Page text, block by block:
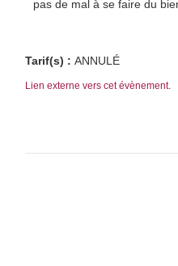
pas de mal à se faire du
Tarif(s) : ANNULÉ
Lien externe vers cet évènement.